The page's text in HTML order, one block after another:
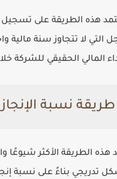
هذه الطريقة على تسجيل
التي لا تتجاوز سنة
المالي الحقيقي للشركة
طريقة نسبة الإنجاز
هذه الطريقة الأكثر شيوعًا
تدريجي بناءً على نسبة